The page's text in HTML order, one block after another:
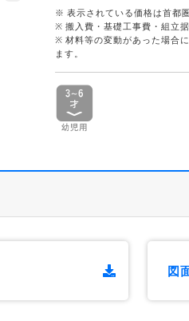
※ 表示されている価格は首都
※ 搬入費・基礎工事費・組立
※ 材料等の変動があった場合
ます。
図